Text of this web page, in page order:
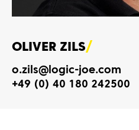
OLIVER ZILS
o‌.z‌i‌l‌s‌@l‌o‌g‌i‌c‌-j‌o‌e‌.c‌o‌m‌
+4‌9‌ (0‌) 4‌0‌ 1‌8‌0‌ 2‌4‌2‌5‌0‌0‌